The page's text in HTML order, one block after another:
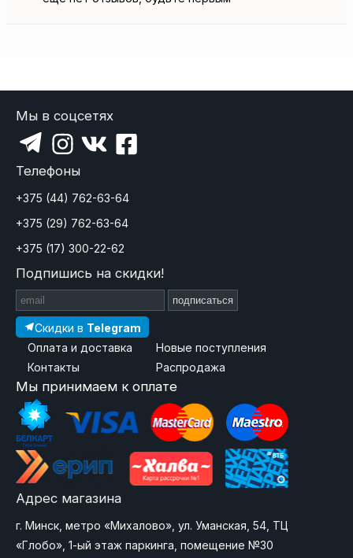
Мы в соцсетях
Телефоны
+375 (44) 762-63-64
+375 (29) 762-63-64
+375 (17) 300-22-62
Подпишись на скидки!
подписаться
Скидки в Telegram
Оплата и доставка
Контакты
Новые поступления
Распродажа
Мы принимаем к оплате
Адрес магазина
г. Минск, метро «Михалово», ул. Уманская, 54, ТЦ
«Глобо», 1-ый этаж паркинга, помещение №30